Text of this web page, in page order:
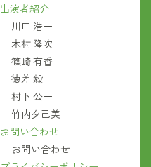
出演者紹介
川口 浩一
木村 隆次
篠崎 有香
徳差 毅
村下 公一
竹内夕己美
お問い合わせ
お問い合わせ